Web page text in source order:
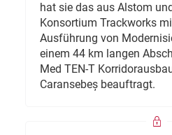
hat sie das aus Alstom
Konsortium Trackworks
Ausführung von
einem 44 km langen
Med TEN-T
Caransebeș beauftragt.